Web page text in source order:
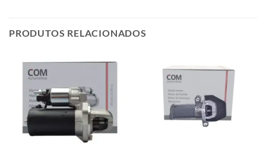
PRODUTOS RELACIONADOS